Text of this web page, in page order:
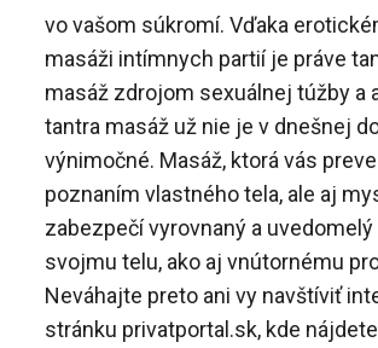
vo vašom súkromí. Vďaka
masáži intímnych partií je práve
masáž zdrojom sexuálnej túžby a
tantra masáž už nie je v dnešnej
výnimočné. Masáž, ktorá vás
poznaním vlastného tela, ale aj
zabezpečí vyrovnaný a
svojmu telu, ako aj vnútornému
Neváhajte preto ani vy navštíviť
stránku privatportal.sk, kde